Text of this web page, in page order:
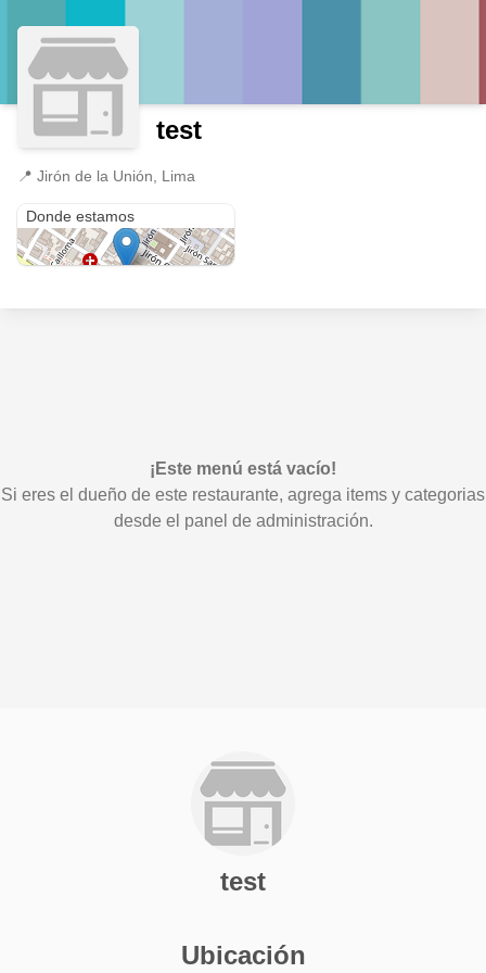
test
📍 Jirón de la Unión, Lima
Donde estamos
¡Este menú está vacío!
Si eres el dueño de este restaurante, agrega items y categorias
desde el panel de administración.
test
Ubicación